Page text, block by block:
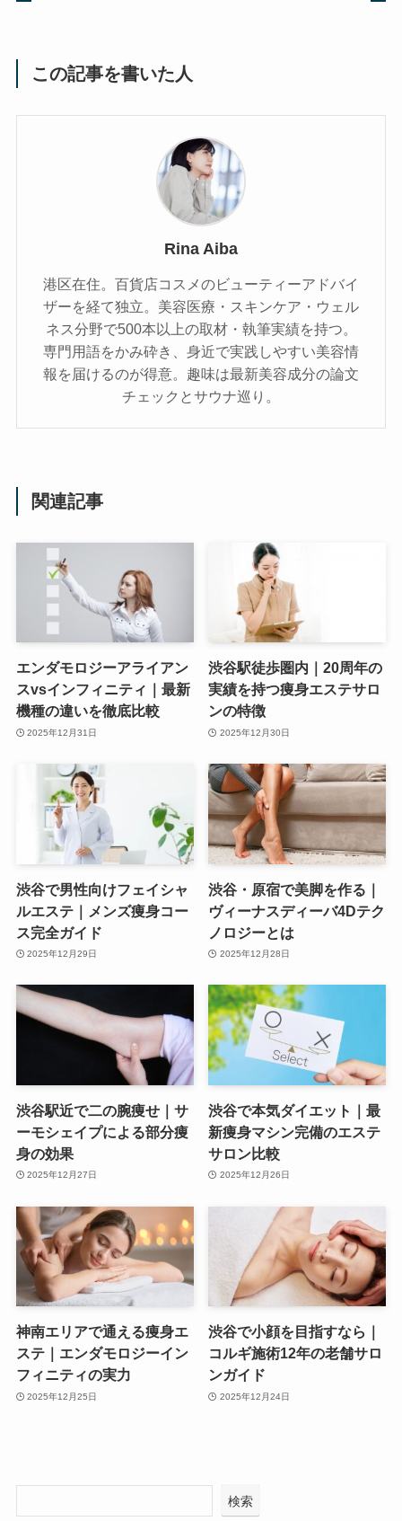
この記事を書いた人
Rina Aiba
港区在住。百貨店コスメのビューティーアドバイ
ザーを経て独立。美容医療・スキンケア・ウェル
ネス分野で500本以上の取材・執筆実績を持つ。
専門用語をかみ砕き、⾝近で実践しやすい美容情
報を届けるのが得意。趣味は最新美容成分の論文
チェックとサウナ巡り。
関連記事
エンダモロジーアライアン
スvsインフィニティ｜最新
機種の違いを徹底比較
2025年12月31日
渋谷駅徒歩圏内｜20周年の
実績を持つ痩身エステサロ
ンの特徴
2025年12月30日
渋谷で男性向けフェイシャ
ルエステ｜メンズ痩身コー
ス完全ガイド
2025年12月29日
渋谷・原宿で美脚を作る｜
ヴィーナスディーバ4Dテク
ノロジーとは
2025年12月28日
渋谷駅近で二の腕痩せ｜サ
ーモシェイプによる部分痩
身の効果
2025年12月27日
渋谷で本気ダイエット｜最
新痩身マシン完備のエステ
サロン比較
2025年12月26日
神南エリアで通える痩身エ
ステ｜エンダモロジーイン
フィニティの実力
2025年12月25日
渋谷で小顔を目指すなら｜
コルギ施術12年の老舗サロ
ンガイド
2025年12月24日
検索